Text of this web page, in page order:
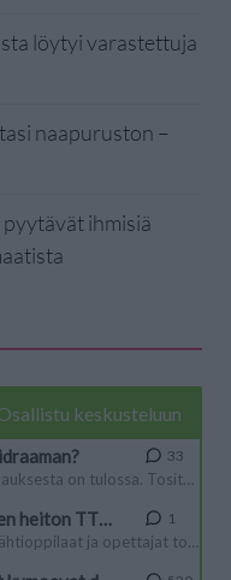
löytyi varastettuja
naapuruston –
ihmisiä